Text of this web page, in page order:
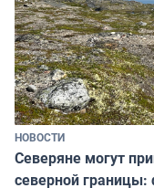
НОВОСТИ
Северяне могут
северной границы: